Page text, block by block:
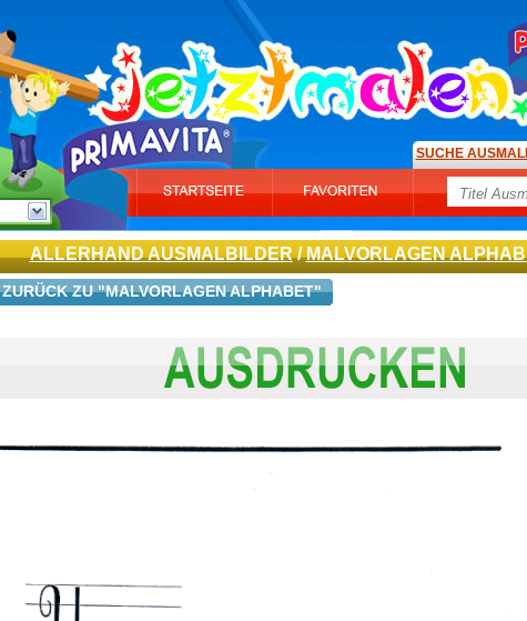
SUCHE
ALLERHAND AUSMALBILDER/MALVORLAGEN
ZURÜCK ZU "MALVORLAGEN ALPHABET"